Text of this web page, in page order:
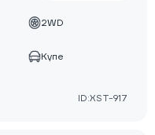
2WD
Купе
ID:XST-917